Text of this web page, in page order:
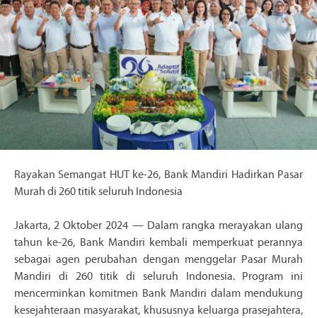
Rayakan Semangat HUT ke-26, Bank Mandiri Hadirkan Pasar
Murah di 260 titik seluruh Indonesia
Jakarta, 2 Oktober 2024 — Dalam rangka merayakan ulang
tahun ke-26, Bank Mandiri kembali memperkuat perannya
sebagai agen perubahan dengan menggelar Pasar Murah
Mandiri di 260 titik di seluruh Indonesia. Program ini
mencerminkan komitmen Bank Mandiri dalam mendukung
kesejahteraan masyarakat, khususnya keluarga prasejahtera,